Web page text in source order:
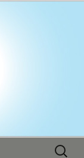
ブログ
検